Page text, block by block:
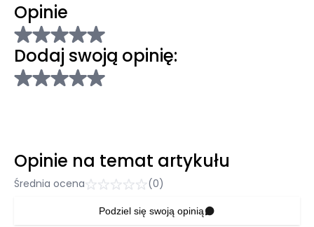
Opinie
Dodaj swoją opinię:
Opinie na temat artykułu
Średnia ocena (0)
Podziel się swoją opinią